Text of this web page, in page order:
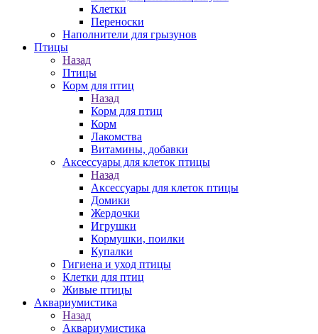
Клетки
Переноски
Наполнители для грызунов
Птицы
Назад
Птицы
Корм для птиц
Назад
Корм для птиц
Корм
Лакомства
Витамины, добавки
Аксессуары для клеток птицы
Назад
Аксессуары для клеток птицы
Домики
Жердочки
Игрушки
Кормушки, поилки
Купалки
Гигиена и уход птицы
Клетки для птиц
Живые птицы
Аквариумистика
Назад
Аквариумистика